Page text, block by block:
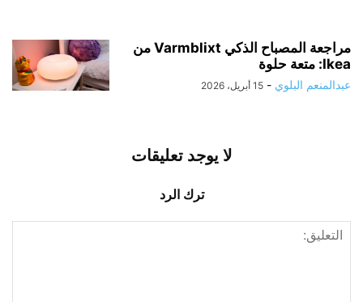
مراجعة المصباح الذكي Varmblixt من
Ikea: متعة حلوة
عبدالمنعم البلوي - 15 أبريل، 2026
لا يوجد تعليقات
ترك الرد